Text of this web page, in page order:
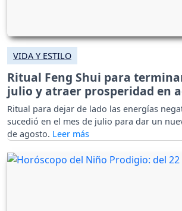
VIDA Y ESTILO
Ritual Feng Shui para
julio y atraer prosperidad en
Ritual para dejar de lado las energías
sucedió en el mes de julio para dar un
de agosto.